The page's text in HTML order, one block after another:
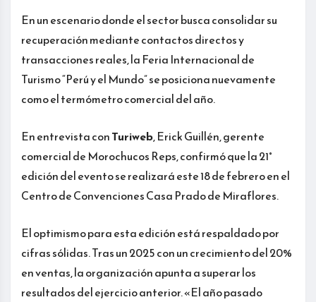
En un escenario donde el sector busca consolidar su
recuperación mediante contactos directos y
transacciones reales, la Feria Internacional de
Turismo “Perú y el Mundo” se posiciona nuevamente
como el termómetro comercial del año.
En entrevista conTuriweb, Erick Guillén, gerente
comercial de Morochucos Reps, confirmó que la 21°
edición del evento se realizará este 18 de febrero en el
Centro de Convenciones Casa Prado de Miraflores.
El optimismo para esta edición está respaldado por
cifras sólidas. Tras un 2025 con un crecimiento del 20%
en ventas, la organización apunta a superar los
resultados del ejercicio anterior. «El año pasado